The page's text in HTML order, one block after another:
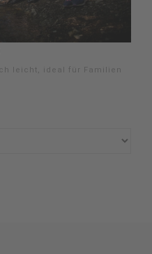
leicht, ideal für Familien